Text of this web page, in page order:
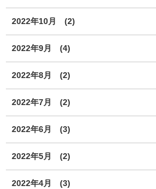
2022年10月 (2)
2022年9月 (4)
2022年8月 (2)
2022年7月 (2)
2022年6月 (3)
2022年5月 (2)
2022年4月 (3)